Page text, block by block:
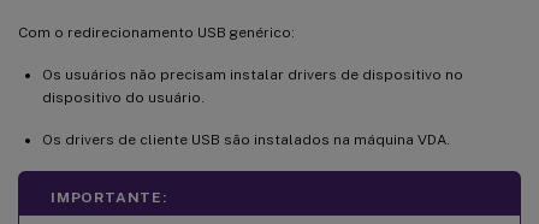
Com o redirecionamento USB genérico:
Os usuários não precisam instalar drivers de dispositivo no
dispositivo do usuário.
Os drivers de cliente USB são instalados na máquina VDA.
IMPORTANTE: